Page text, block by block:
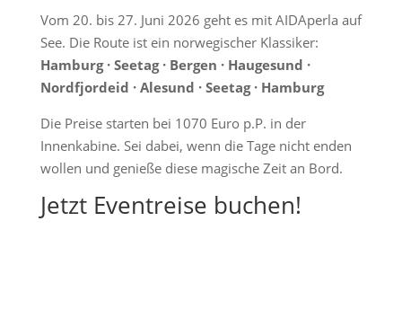
Vom 20. bis 27. Juni 2026 geht es mit AIDAperla auf
See. Die Route ist ein norwegischer Klassiker:
Hamburg · Seetag · Bergen · Haugesund ·
Nordfjordeid · Alesund · Seetag · Hamburg
Die Preise starten bei 1070 Euro p.P. in der
Innenkabine. Sei dabei, wenn die Tage nicht enden
wollen und genieße diese magische Zeit an Bord.
Jetzt Eventreise buchen!